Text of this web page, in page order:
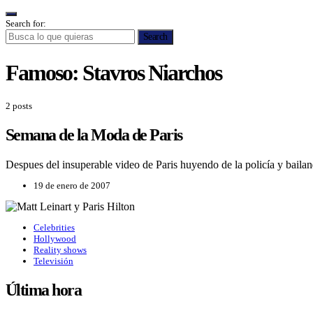
Search for:
Search
Famoso: Stavros Niarchos
2 posts
Semana de la Moda de Paris
Despues del insuperable video de Paris huyendo de la policía y
19 de enero de 2007
Celebrities
Hollywood
Reality shows
Televisión
Última hora